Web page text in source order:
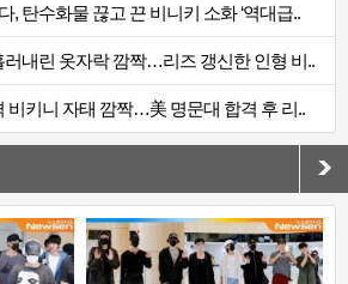
, 탄수화물 끊고 끈 비니키 소화 ‘역대급..
러내린 옷자락 깜짝…리즈 갱신한 인형 비..
비키니 자태 깜짝…美 명문대 합격 후 리..